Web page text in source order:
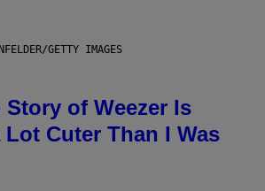
GETTY IMAGES
of Weezer Is
Cuter Than I Was